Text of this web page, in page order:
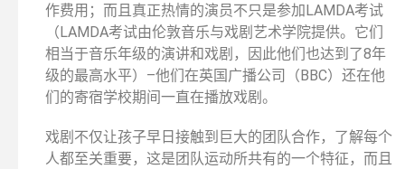
作费用；而且真正热情的演员不只是参加LAMDA考试
（LAMDA考试由伦敦音乐与戏剧艺术学院提供。它们
相当于音乐年级的演讲和戏剧，因此他们也达到了8年
级的最高水平）–他们在英国广播公司（BBC）还在他
们的寄宿学校期间一直在播放戏剧。
戏剧不仅让孩子早日接触到巨大的团队合作，了解每个
人都至关重要，这是团队运动所共有的一个特征，而且